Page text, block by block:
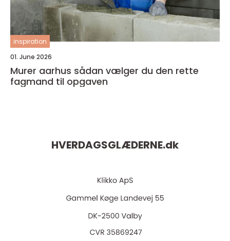
inspiration
01. June 2026
Murer aarhus sådan vælger du den rette
fagmand til opgaven
HVERDAGSGLÆDERNE.dk